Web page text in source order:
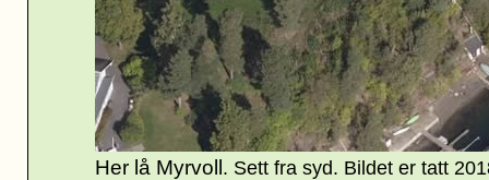
Her lå Myrvoll . Sett fra syd. Bildet er tatt